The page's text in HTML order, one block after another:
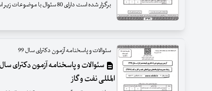
برگزار شده است دارای 80 سئوال با موضوعات زیر است
سئوالات و پاسخنامه آزمون دکترای سال 99
المللی نفت و گاز